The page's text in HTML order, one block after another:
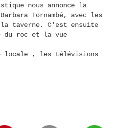
nous annonce la
Tornambé, avec les
la taverne. C'est ensuite
du roc et la vue
locale , les télévisions